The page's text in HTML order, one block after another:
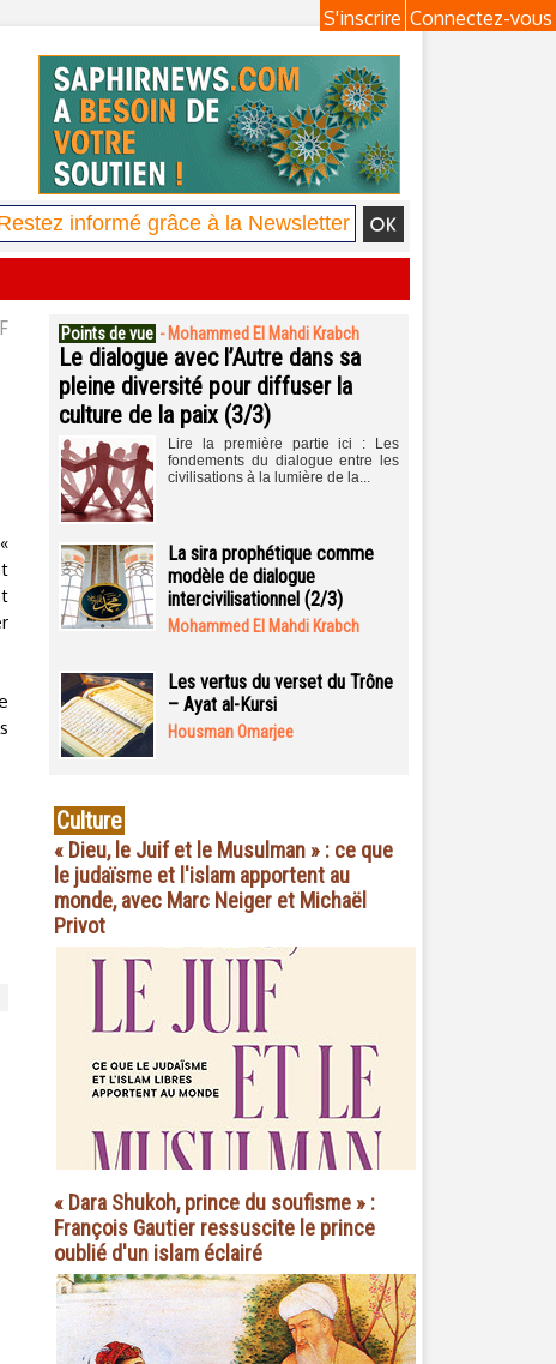
Connectez-vous
S'inscrire
Points de vue - Mohammed El Mahdi Krabch
Le dialogue avec l’Autre dans sa
pleine diversité pour diffuser la
culture de la paix (3/3)
Lire la première partie ici : Les
fondements du dialogue entre les
civilisations à la lumière de la...
La sira prophétique comme
modèle de dialogue
intercivilisationnel (2/3)
Mohammed El Mahdi Krabch
Les vertus du verset du Trône
– Ayat al-Kursi
Housman Omarjee
Culture
« Dieu, le Juif et le Musulman » : ce que
le judaïsme et l'islam apportent au
monde, avec Marc Neiger et Michaël
Privot
« Dara Shukoh, prince du soufisme » :
François Gautier ressuscite le prince
oublié d'un islam éclairé